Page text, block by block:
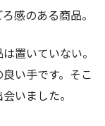
感のある商品。
置いていない。
い手です。そこ
いました。